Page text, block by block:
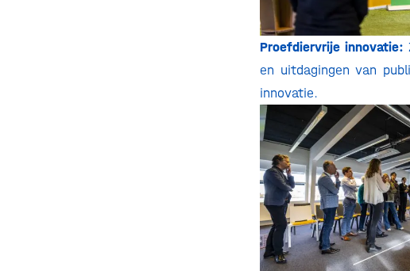
Proefdiervrije innovatie:
en uitdagingen van
innovatie.